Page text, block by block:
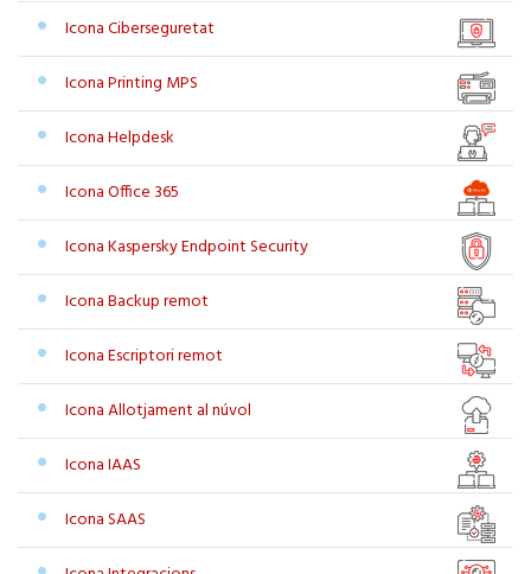
Icona Ciberseguretat
Icona Printing MPS
Icona Helpdesk
Icona Office 365
Icona Kaspersky Endpoint Security
Icona Backup remot
Icona Escriptori remot
Icona Allotjament al núvol
Icona IAAS
Icona SAAS